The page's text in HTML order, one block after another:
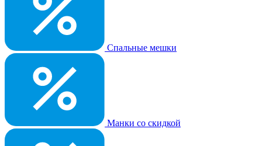
Спальные мешки
Манки со скидкой